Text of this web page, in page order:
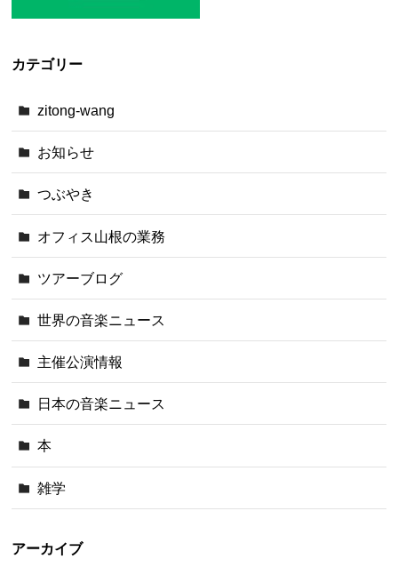
カテゴリー
zitong-wang
お知らせ
つぶやき
オフィス山根の業務
ツアーブログ
世界の音楽ニュース
主催公演情報
日本の音楽ニュース
本
雑学
アーカイブ